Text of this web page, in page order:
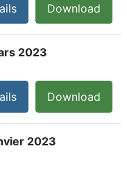
Download
2023
Download
2023